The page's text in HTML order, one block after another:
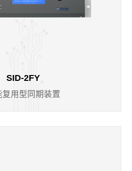
SID-2FY
复用型同期装置